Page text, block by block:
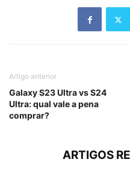
Artigo anterior
Galaxy S23 Ultra vs S24
Ultra: qual vale a pena
comprar?
ARTIGOS